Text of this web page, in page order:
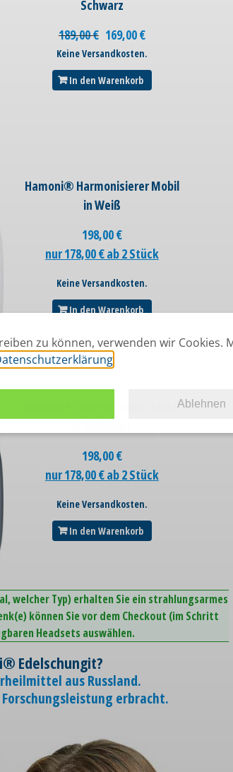
Schwarz
189,00€ 169,00€
Keine Versandkosten.
In den Warenkorb
Hamoni® Harmonisierer Mobil
in Weiß
198,00€
nur 178,00 € ab 2 Stück
Keine Versandkosten.
In den Warenkorb
Hamoni® Harmonisierer Mobil
198,00€
nur 178,00 € ab 2 Stück
Keine Versandkosten.
In den Warenkorb
welcher Typ) erhalten Sie ein strahlungsarmes
können Sie vor dem Checkout (im Schritt
Headsets auswählen.
Edelschungit?
aus Russland.
erbracht.
zu können, verwenden wir Cookies.
Ablehnen